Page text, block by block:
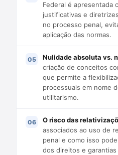
Federal é apresentada
justificativas e
no processo penal,
aplicação das normas.
Nulidade absoluta vs.
criação de conceitos
que permite a
processuais em nome
utilitarismo.
O risco das
associados ao uso de
penal e como isso
dos direitos e garantias